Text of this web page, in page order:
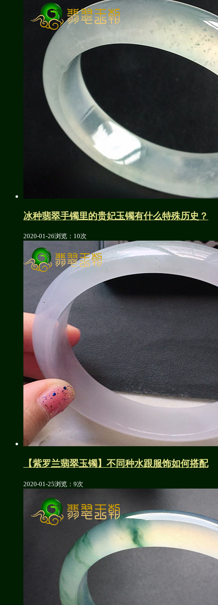
冰种翡翠手镯里的贵妃玉镯有什么特殊历史？
2020-01-26浏览：10次
【紫罗兰翡翠玉镯】不同种水跟服饰如何搭配
2020-01-25浏览：9次